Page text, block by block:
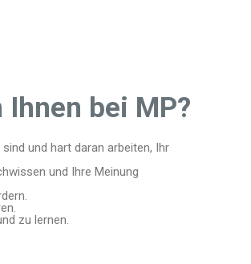
bei MP?
und hart daran arbeiten, Ihr
und Ihre Meinung
zu lernen.